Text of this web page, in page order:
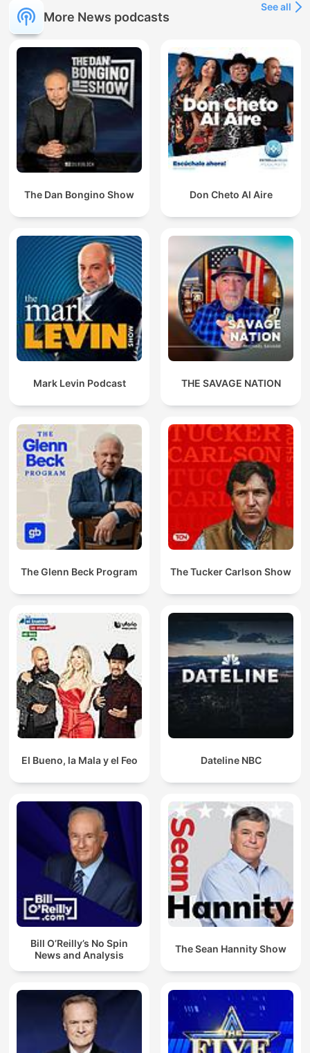
More News podcasts
See all
The Dan Bongino Show Don Cheto Al Aire
Mark Levin Podcast THE SAVAGE NATION
The Glenn Beck Program The Tucker Carlson Show
El Bueno, la Mala y el Feo Dateline NBC
Bill O’Reilly’s No Spin
News and Analysis
The Sean Hannity Show